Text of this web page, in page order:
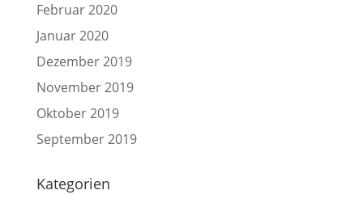
Februar 2020
Januar 2020
Dezember 2019
November 2019
Oktober 2019
September 2019
Kategorien